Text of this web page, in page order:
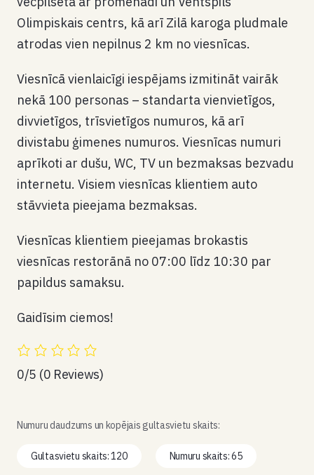
Olimpiskais centrs, kā arī Zilā karoga pludmale
atrodas vien nepilnus 2 km no viesnīcas.
Viesnīcā vienlaicīgi iespējams izmitināt vairāk
nekā 100 personas – standarta vienvietīgos,
divvietīgos, trīsvietīgos numuros, kā arī
divistabu ģimenes numuros. Viesnīcas numuri
aprīkoti ar dušu, WC, TV un bezmaksas bezvadu
internetu. Visiem viesnīcas klientiem auto
stāvvieta pieejama bezmaksas.
Viesnīcas klientiem pieejamas brokastis
viesnīcas restorānā no 07:00 līdz 10:30 par
papildus samaksu.
Gaidīsim ciemos!
0/5 (0 Reviews)
Numuru daudzums un kopējais gultasvietu skaits:
Gultasvietu skaits: 120 Numuru skaits: 65